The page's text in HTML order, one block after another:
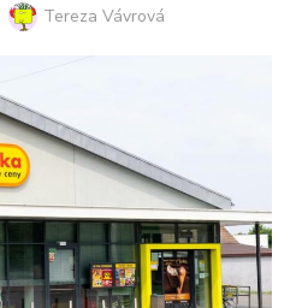
Author
Tereza Vávrová